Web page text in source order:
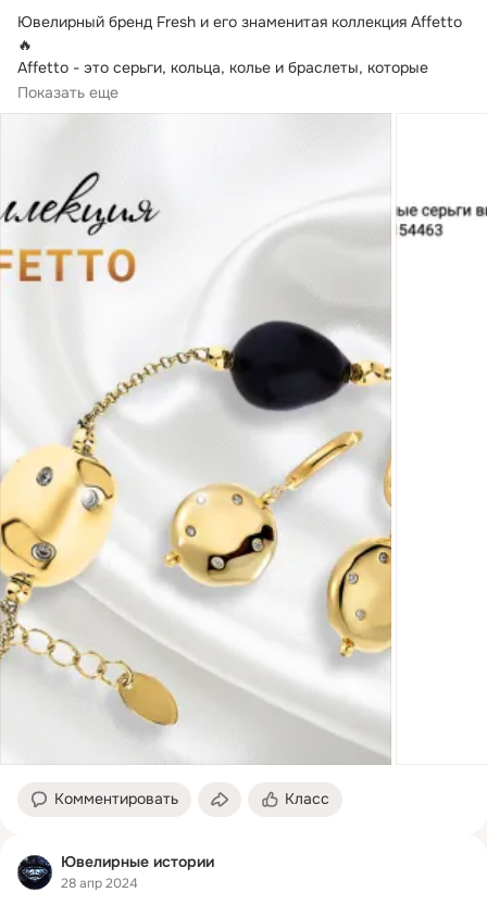
Ювелирный бренд Fresh и его знаменитая коллекция Affetto
🔥
​Affetto - это серьги, кольца, колье и браслеты, которые
привлекают внимание...
Показать еще
Комментировать Класс
Ювелирные истории
28 апр 2024